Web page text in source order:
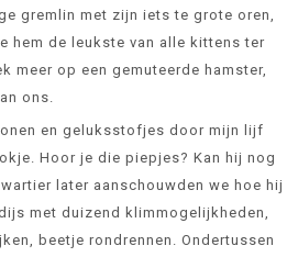
gremlin met zijn iets te grote oren,
hem de leukste van alle kittens ter
meer op een gemuteerde hamster,
ons.
en geluksstofjes door mijn lijf
Hoor je die piepjes? Kan hij nog
later aanschouwden we hoe hij
met duizend klimmogelijkheden,
beetje rondrennen. Ondertussen